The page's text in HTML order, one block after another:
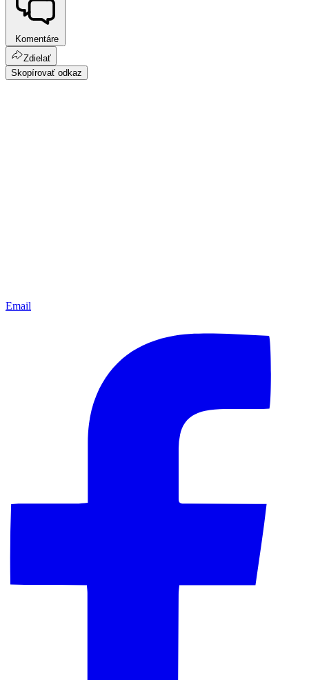
Komentáre
Zdielať
Skopírovať odkaz
Email